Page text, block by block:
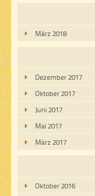
März 2018
Dezember 2017
Oktober 2017
Juni 2017
Mai 2017
März 2017
Oktober 2016